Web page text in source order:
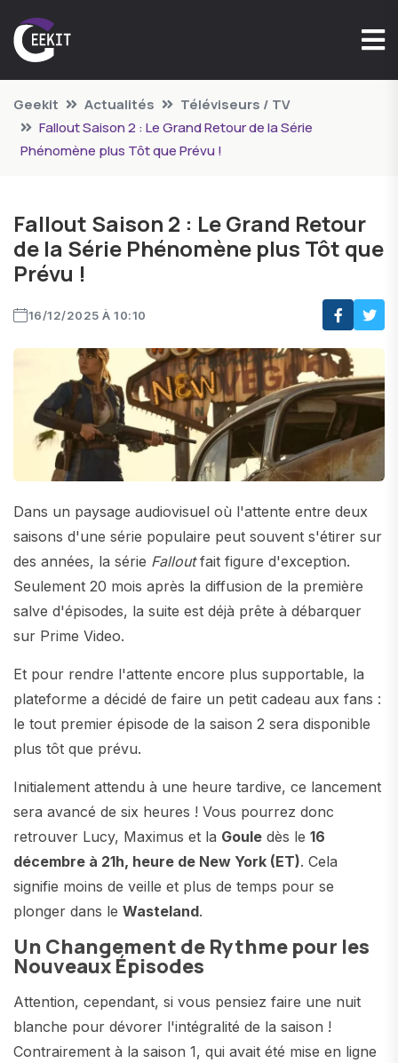
Geekit Actualités
Téléviseurs / TV
Fallout Saison 2 : Le Grand Retour de la Série
Phénomène plus Tôt que Prévu !
Fallout Saison 2 : Le Grand Retour
de la Série Phénomène plus Tôt que
Prévu !
16/12/2025 À 10:10
Dans un paysage audiovisuel où l'attente entre deux
saisons d'une série populaire peut souvent s'étirer sur
des années, la série Falloutfait figure d'exception.
Seulement 20 mois après la diffusion de la première
salve d'épisodes, la suite est déjà prête à débarquer
sur Prime Video.
Et pour rendre l'attente encore plus supportable, la
plateforme a décidé de faire un petit cadeau aux fans :
le tout premier épisode de la saison 2 sera disponible
plus tôt que prévu.
Initialement attendu à une heure tardive, ce lancement
sera avancé de six heures ! Vous pourrez donc
retrouver Lucy, Maximus et la Goule dès le 16
décembre à 21h, heure de New York (ET). Cela
signifie moins de veille et plus de temps pour se
plonger dans le Wasteland.
Un Changement de Rythme pour les
Nouveaux Épisodes
Attention, cependant, si vous pensiez faire une nuit
blanche pour dévorer l'intégralité de la saison !
Contrairement à la saison 1, qui avait été mise en ligne